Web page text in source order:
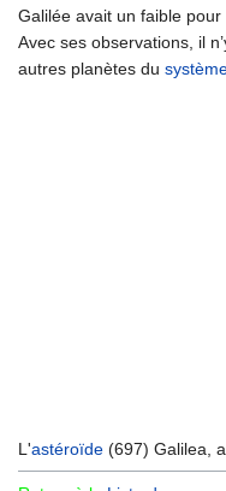
Galilée avait un faible pour
Avec ses observations, il
autres planètes du
L'astéroïde (697) Galilea,